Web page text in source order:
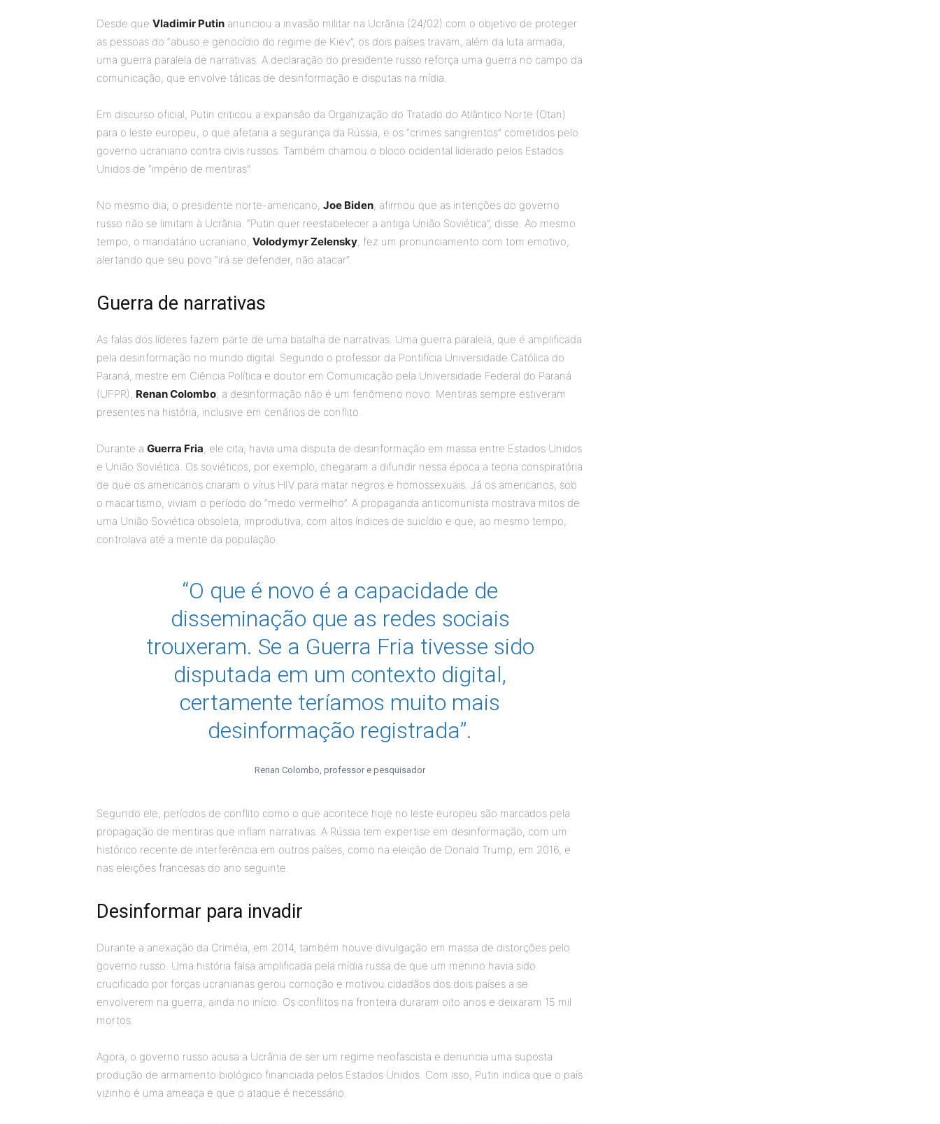
Desde que Vladimir Putin anunciou a invasão militar na Ucrânia (24/02) com o objetivo de proteger
as pessoas do “abuso e genocídio do regime de Kiev”, os dois países travam, além da luta armada,
uma guerra paralela de narrativas. A declaração do presidente russo reforça uma guerra no campo da
comunicação, que envolve táticas de desinformação e disputas na mídia.
Em discurso oficial, Putin criticou a expansão da Organização do Tratado do Atlântico Norte (Otan)
para o leste europeu, o que afetaria a segurança da Rússia, e os “crimes sangrentos” cometidos pelo
governo ucraniano contra civis russos. Também chamou o bloco ocidental liderado pelos Estados
Unidos de “império de mentiras”.
No mesmo dia, o presidente norte-americano, Joe Biden, afirmou que as intenções do governo
russo não se limitam à Ucrânia. “Putin quer reestabelecer a antiga União Soviética”, disse. Ao mesmo
tempo, o mandatário ucraniano, Volodymyr Zelensky, fez um pronunciamento com tom emotivo,
alertando que seu povo “irá se defender, não atacar”.
Guerra de narrativas
As falas dos líderes fazem parte de uma batalha de narrativas. Uma guerra paralela, que é amplificada
pela desinformação no mundo digital. Segundo o professor da Pontifícia Universidade Católica do
Paraná, mestre em Ciência Política e doutor em Comunicação pela Universidade Federal do Paraná
(UFPR), Renan Colombo, a desinformação não é um fenômeno novo. Mentiras sempre estiveram
presentes na história, inclusive em cenários de conflito.
Durante a Guerra Fria, ele cita, havia uma disputa de desinformação em massa entre Estados Unidos
e União Soviética. Os soviéticos, por exemplo, chegaram a difundir nessa época a teoria conspiratória
de que os americanos criaram o vírus HIV para matar negros e homossexuais. Já os americanos, sob
o macartismo, viviam o período do “medo vermelho”. A propaganda anticomunista mostrava mitos de
uma União Soviética obsoleta, improdutiva, com altos índices de suicídio e que, ao mesmo tempo,
controlava até a mente da população.
“O que é novo é a capacidade de
disseminação que as redes sociais
trouxeram. Se a Guerra Fria tivesse sido
disputada em um contexto digital,
certamente teríamos muito mais
desinformação registrada”.
Renan Colombo, professor e pesquisador
Segundo ele, períodos de conflito como o que acontece hoje no leste europeu são marcados pela
propagação de mentiras que inflam narrativas. A Rússia tem expertise em desinformação, com um
histórico recente de interferência em outros países, como na eleição de Donald Trump, em 2016, e
nas eleições francesas do ano seguinte.
Desinformar para invadir
Durante a anexação da Criméia, em 2014, também houve divulgação em massa de distorções pelo
governo russo. Uma história falsa amplificada pela mídia russa de que um menino havia sido
crucificado por forças ucranianas gerou comoção e motivou cidadãos dos dois países a se
envolverem na guerra, ainda no início. Os conflitos na fronteira duraram oito anos e deixaram 15 mil
mortos.
Agora, o governo russo acusa a Ucrânia de ser um regime neofascista e denuncia uma suposta
produção de armamento biológico financiada pelos Estados Unidos. Com isso, Putin indica que o país
vizinho é uma ameaça e que o ataque é necessário.